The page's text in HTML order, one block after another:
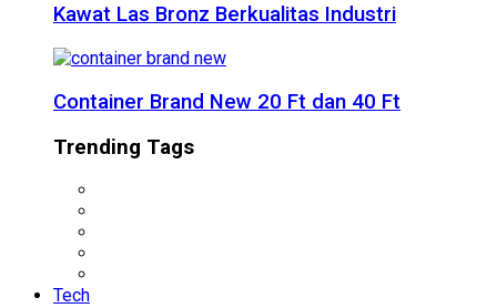
Kawat Las Bronz Berkualitas Industri
Container Brand New 20 Ft dan 40 Ft
Trending Tags
Tech